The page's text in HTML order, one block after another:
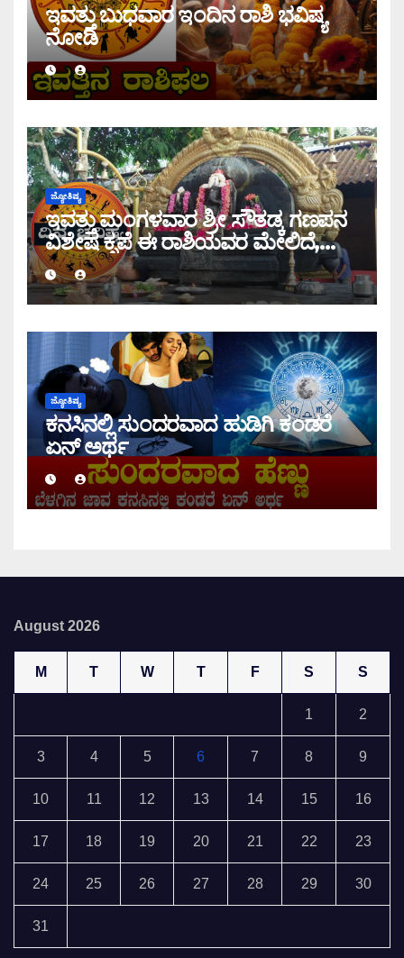
ಇವತ್ತು ಬುಧವಾರ ಇಂದಿನ ರಾಶಿ ಭವಿಷ್ಯ
ನೋಡಿ
ಜ್ಯೋತಿಷ್ಯ
ಇವತ್ತು ಮಂಗಳವಾರ ಶ್ರೀ ಸೌತಡ್ಕ ಗಣಪನ
ವಿಶೇಷ ಕೃಪೆ ಈ ರಾಶಿಯವರ ಮೇಲಿದೆ,
ಇಂದಿನ ರಾಶಿ ಭವಿಷ್ಯ ತಿಳಿಯಿರಿ
ಜ್ಯೋತಿಷ್ಯ
ಕನಸಿನಲ್ಲಿ ಸುಂದರವಾದ ಹುಡಿಗಿ ಕಂಡರೆ
ಏನ್ ಅರ್ಥ
August 2026
M T W T F S S
1 2
3 4 5 6 7 8 9
10 11 12 13 14 15 16
17 18 19 20 21 22 23
24 25 26 27 28 29 30
31